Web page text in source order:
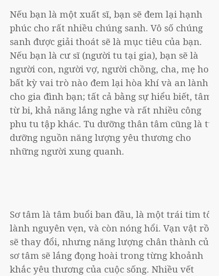
Nếu bạn là một xuất sĩ, bạn sẽ đem lại hạnh
phúc cho rất nhiều chúng sanh. Vô số chúng
sanh được giải thoát sẽ là mục tiêu của bạn.
Nếu bạn là cư sĩ (người tu tại gia), bạn sẽ là
người con, người vợ, người chồng, cha, mẹ hoặc
bất kỳ vai trò nào đem lại hòa khí và an lành
cho gia đình bạn; tất cả bằng sự hiểu biết, tâm
từ bi, khả năng lắng nghe và rất nhiều công
phu tu tập khác. Tu dưỡng thân tâm cũng là tu
dưỡng nguồn năng lượng yêu thương cho
những người xung quanh.
Sơ tâm là tâm buổi ban đầu, là một trái tim tốt
lành nguyên vẹn, và còn nóng hổi. Vạn vật rồi
sẽ thay đổi, nhưng năng lượng chân thành của
sơ tâm sẽ lắng đọng hoài trong từng khoảnh
khắc yêu thương của cuộc sống. Nhiều vết